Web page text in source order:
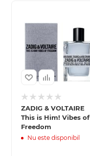
ZADIG & VOLTAIRE
This is Him! Vibes of
Freedom
Nu este disponibil